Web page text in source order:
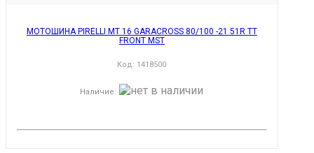
МОТОШИНА PIRELLI MT 16 GARACROSS 80/100 -21 51R TT
FRONT MST
Код: 1418500
Наличие: